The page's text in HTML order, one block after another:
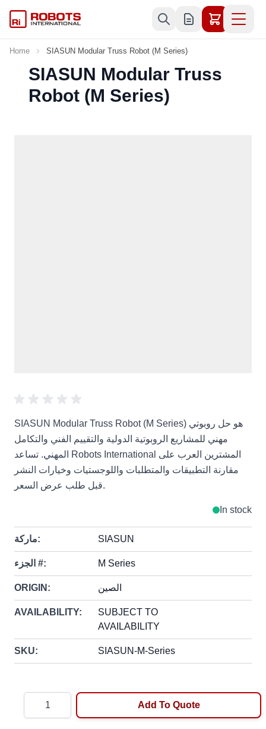
Home SIASUN Modular Truss Robot (M Series)
SIASUN Modular Truss
Robot (M Series)
SIASUN Modular Truss Robot (M Series) هو حل روبوتي
مهني للمشاريع الروبوتية الدولية والتقييم الفني والتكامل
المهني. تساعد Robots International المشترين العرب على
مقارنة التطبيقات والمتطلبات واللوجستيات وخيارات النشر
قبل طلب عرض السعر.
In stock
ماركة: SIASUN
الجزء #: M Series
ORIGIN: الصين
AVAILABILITY:
SUBJECT TO
AVAILABILITY
SKU: SIASUN-M-Series
Add To Quote